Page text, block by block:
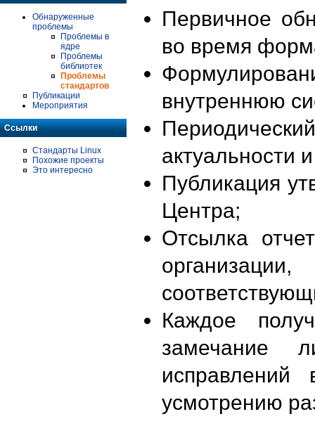
Обнаруженные
проблемы
Проблемы в
ядре
Проблемы
библиотек
Проблемы
стандартов
Публикации
Мероприятия
Ссылки
Стандарты Linux
Похожие проекты
Это интересно
Первичное
во время
внутреннюю
актуальности
Публикация
Центра;
Отсылка
Каждое
замечание
исправлений
усмотрению